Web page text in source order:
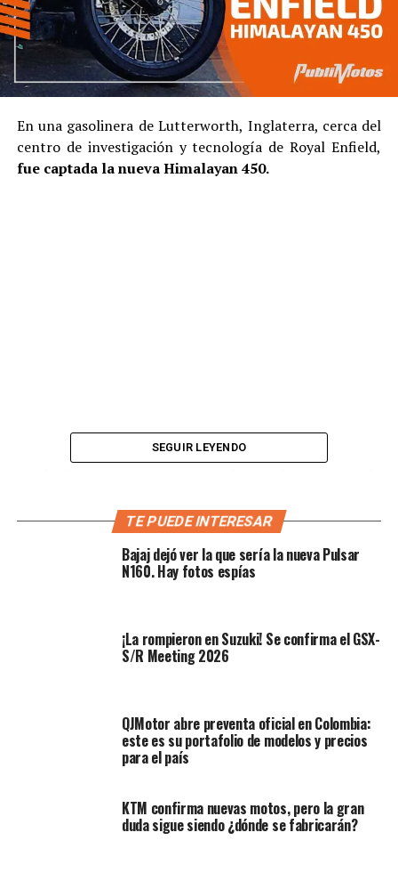
En una gasolinera de Lutterworth, Inglaterra, cerca del
centro de investigación y tecnología de Royal Enfield,
fue captada la nueva Himalayan 450.
aventurera e incluso, en marzo,salieron algunas
imágenes espías tomadas en India, donde tiene la
línea de producción.
La Honda CG 160 Titán tiene nueva
sobre el desarrollo del fabricante y empiezan a
dar visos del modelo final.
SEGUIR LEYENDO
TE PUEDE INTERESAR
Bajaj dejó ver la que sería la nueva Pulsar
N160. Hay fotos espías
¡La rompieron en Suzuki! Se confirma el GSX-
S/R Meeting 2026
QJMotor abre preventa oficial en Colombia:
este es su portafolio de modelos y precios
para el país
KTM confirma nuevas motos, pero la gran
duda sigue siendo ¿dónde se fabricarán?